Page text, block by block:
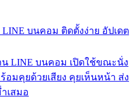
บนคอม ติดตั้งง่าย อัปเดต
น LINE บนคอม เปิดใช้ขณะนั่ง
อมคุยด้วยเสียง คุยเห็นหน้า ส่ง
เสมอ